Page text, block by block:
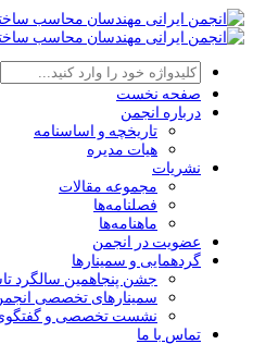
صفحه نخست
درباره انجمن
تاریخچه و اساسنامه
هیات مدیره
نشریات
مجموعه مقالات
فصلنامه‌ها
ماهنامه‌ها
عضویت در انجمن
گردهمایی و سمینارها
جشن پنجاهمین سالگرد
سمینارهای تخصصی
نشست تخصصی و
تماس با ما